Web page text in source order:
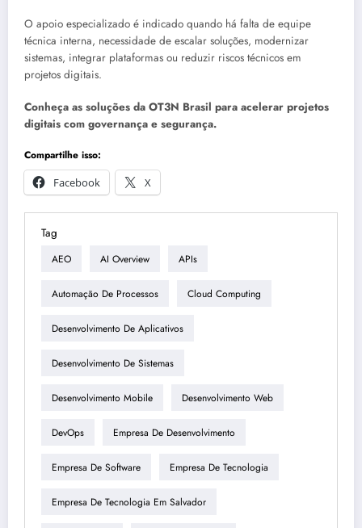
O apoio especializado é indicado quando há falta de equipe
técnica interna, necessidade de escalar soluções, modernizar
sistemas, integrar plataformas ou reduzir riscos técnicos em
projetos digitais.
Conheça as soluções da OT3N Brasil para acelerar projetos
digitais com governança e segurança.
Compartilhe isso:
Facebook
X
Tag
AEO AI Overview APIs
Automação De Processos Cloud Computing
Desenvolvimento De Aplicativos
Desenvolvimento De Sistemas
Desenvolvimento Mobile Desenvolvimento Web
DevOps Empresa De Desenvolvimento
Empresa De Software Empresa De Tecnologia
Empresa De Tecnologia Em Salvador